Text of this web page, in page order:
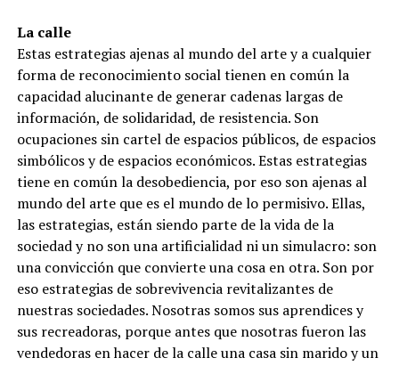
La calle
Estas estrategias ajenas al mundo del arte y a cualquier
forma de reconocimiento social tienen en común la
capacidad alucinante de generar cadenas largas de
información, de solidaridad, de resistencia. Son
ocupaciones sin cartel de espacios públicos, de espacios
simbólicos y de espacios económicos. Estas estrategias
tiene en común la desobediencia, por eso son ajenas al
mundo del arte que es el mundo de lo permisivo. Ellas,
las estrategias, están siendo parte de la vida de la
sociedad y no son una artificialidad ni un simulacro: son
una convicción que convierte una cosa en otra. Son por
eso estrategias de sobrevivencia revitalizantes de
nuestras sociedades. Nosotras somos sus aprendices y
sus recreadoras, porque antes que nosotras fueron las
vendedoras en hacer de la calle una casa sin marido y un